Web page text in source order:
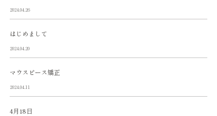
2024.04.26
はじめまして
2024.04.20
マウスピース矯正
2024.04.11
4月18日